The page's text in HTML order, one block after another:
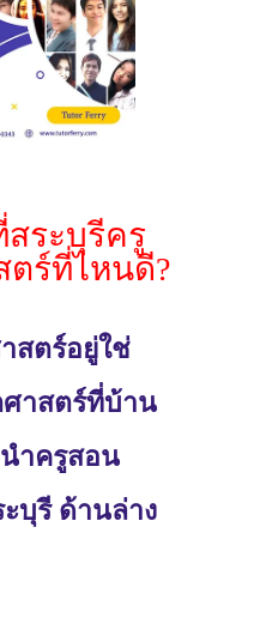
ระบุรีครู
ร์ที่ไหนดี?
สตร์อยู่ใช่
าสตร์ที่บ้าน
ำครูสอน
บุรี ด้านล่าง